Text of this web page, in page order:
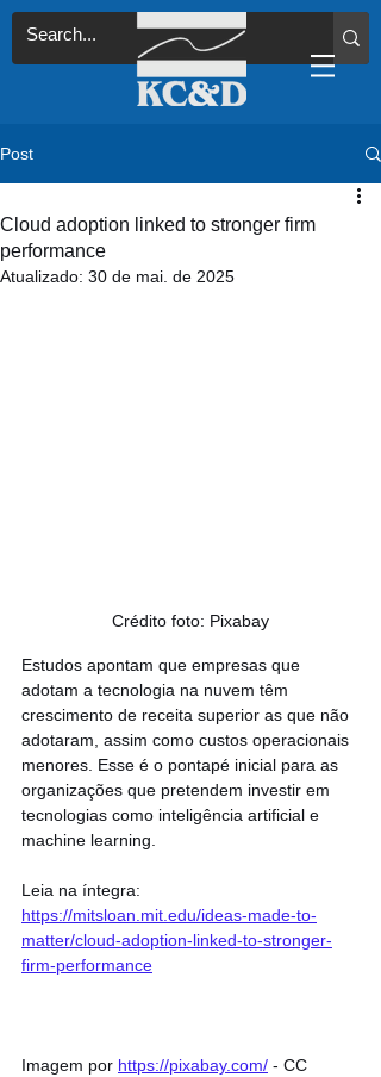
Post
Cloud adoption linked to stronger firm
performance
Atualizado: 30 de mai. de 2025
Crédito foto: Pixabay
Estudos apontam que empresas que
adotam a tecnologia na nuvem têm
crescimento de receita superior as que não
adotaram, assim como custos operacionais
menores. Esse é o pontapé inicial para as
organizações que pretendem investir em
tecnologias como inteligência artificial e
machine learning.
Leia na íntegra:
https://mitsloan.mit.edu/ideas-made-to-
matter/cloud-adoption-linked-to-stronger-
firm-performance
Imagem por https://pixabay.com/ - CC